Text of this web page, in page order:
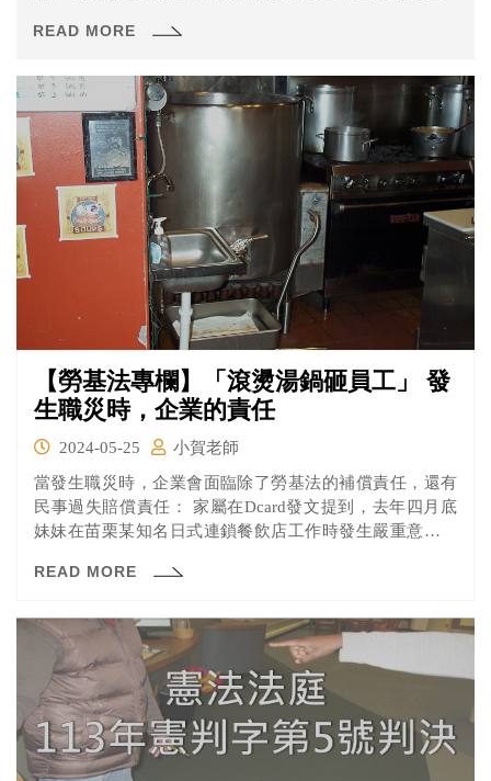
定其存廢。
READ MORE
【勞基法專欄】「滾燙湯鍋砸員工」 發
生職災時，企業的責任
2024-05-25
小賀老師
當發生職災時，企業會面臨除了勞基法的補償責任，還有
民事過失賠償責任： 家屬在Dcard發文提到，去年四月底
妹妹在苗栗某知名日式連鎖餐飲店工作時發生嚴重意外，
仍在接受治療，而公司後續的處理態度，加上難看又疼痛
READ MORE